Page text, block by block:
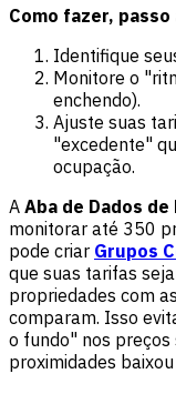
Como fazer, passo
Identifique
Monitore o
enchendo).
Ajuste suas
"excedente"
ocupação.
A Aba de Dados
monitorar até 350
pode criar Grupos
que suas tarifas
propriedades com
comparam. Isso
o fundo" nos
proximidades